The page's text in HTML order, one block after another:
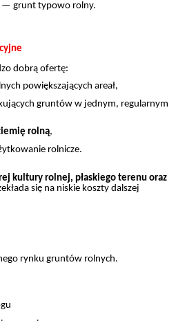
— grunt typowo rolny.
dobrą ofertę:
powiększających areał,
gruntów w jednym, regularnym
rolną,
rolnicze.
kultury rolnej, płaskiego terenu oraz
się na niskie koszty dalszej
rynku gruntów rolnych.